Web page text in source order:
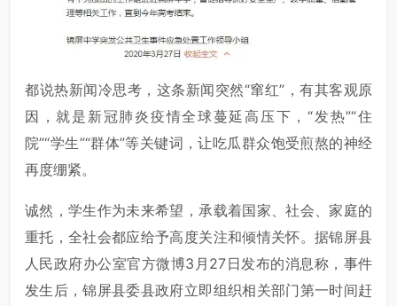
都说热新闻冷思考，这条新闻突然“窜红”，有其客观原
因，就是新冠肺炎疫情全球蔓延高压下，“发热”“住
院”“学生”“群体”等关键词，让吃瓜群众饱受煎熬的神经
再度绷紧。
诚然，学生作为未来希望，承载着国家、社会、家庭的
重托，全社会都应给予高度关注和倾情关怀。据锦屏县
人民政府办公室官方微博3月27日发布的消息称，事件
发生后，锦屏县委县政府立即组织相关部门第一时间赶